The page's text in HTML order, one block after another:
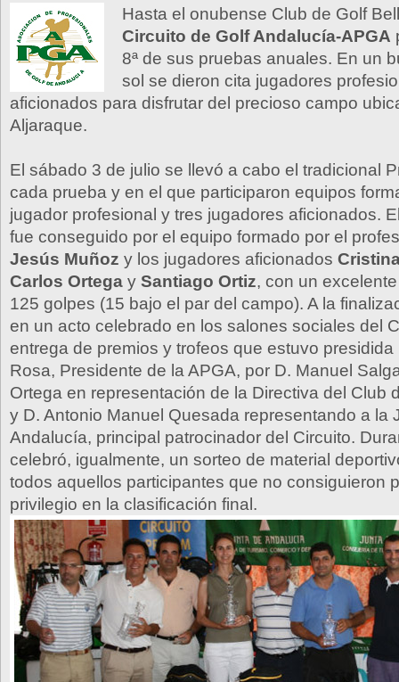
Hasta el onubense Club de Golf
Circuito de Golf Andalucía-APGA
8ª de sus pruebas anuales. En un
sol se dieron cita jugadores
aficionados para disfrutar del precioso campo
Aljaraque.
El sábado 3 de julio se llevó a cabo el tradicional
cada prueba y en el que participaron equipos
jugador profesional y tres jugadores aficionados.
fue conseguido por el equipo formado por el
Jesús Muñoz y los jugadores aficionados
Carlos Ortega y Santiago Ortiz, con un
125 golpes (15 bajo el par del campo). A la
en un acto celebrado en los salones sociales del
entrega de premios y trofeos que estuvo presidida
Rosa, Presidente de la APGA, por D. Manuel
Ortega en representación de la Directiva del Club
y D. Antonio Manuel Quesada representando a la
Andalucía, principal patrocinador del Circuito.
celebró, igualmente, un sorteo de material
todos aquellos participantes que no consiguieron
privilegio en la clasificación final.